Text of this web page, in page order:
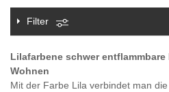
Filter
Lilafarbene schwer
Wohnen
Mit der Farbe Lila verbindet man